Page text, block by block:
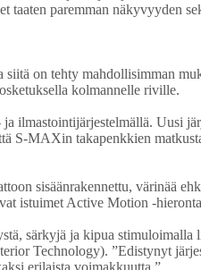
paremman näkyvyyden
on tehty mahdollisimman
kolmannelle riville.
ilmastointijärjestelmällä. Uusi
S-MAXin takapenkkien
sisäänrakennettu, värinää
istuimet Active Motion -
särkyjä ja kipua
Technology). ”Edistynyt
erilaista voimakkuutta.”